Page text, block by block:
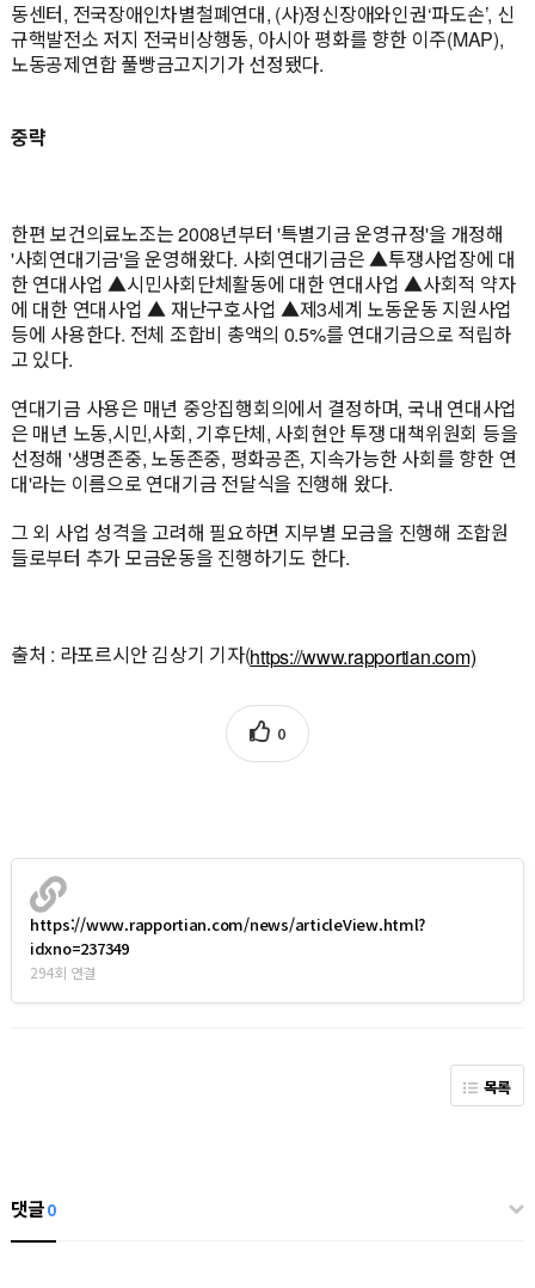
동센터, 전국장애인차별철폐연대, (사)정신장애와인권‘파도손’, 신
규핵발전소 저지 전국비상행동, 아시아 평화를 향한 이주(MAP),
노동공제연합 풀빵금고지기가 선정됐다.
중략
한편 보건의료노조는 2008년부터 '특별기금 운영규정'을 개정해
'사회연대기금'을 운영해왔다. 사회연대기금은 ▲투쟁사업장에 대
한 연대사업 ▲시민사회단체활동에 대한 연대사업 ▲사회적 약자
에 대한 연대사업 ▲ 재난구호사업 ▲제3세계 노동운동 지원사업
등에 사용한다. 전체 조합비 총액의 0.5%를 연대기금으로 적립하
고 있다.
연대기금 사용은 매년 중앙집행회의에서 결정하며, 국내 연대사업
은 매년 노동,시민,사회, 기후단체, 사회현안 투쟁 대책위원회 등을
선정해 '생명존중, 노동존중, 평화공존, 지속가능한 사회를 향한 연
대'라는 이름으로 연대기금 전달식을 진행해 왔다.
그 외 사업 성격을 고려해 필요하면 지부별 모금을 진행해 조합원
들로부터 추가 모금운동을 진행하기도 한다.
출처 : 라포르시안 김상기 기자(https://www.rapportian.com)
0
https://www.rapportian.com/news/articleView.html?
idxno=237349
294회 연결
목록
댓글0